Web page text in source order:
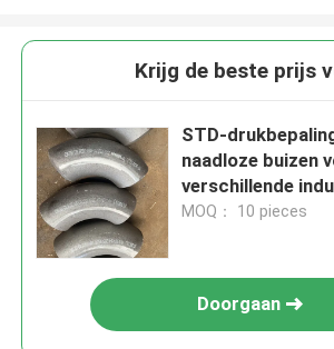
Krijg de beste prijs
STD-
naadloze buizen
verschillende
2" SCH STD A234
MOQ： 10 pieces
Doorgaan